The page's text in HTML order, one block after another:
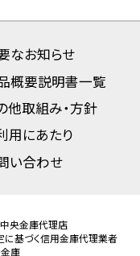
なお知らせ
概要説明書一覧
他取組み・方針
用にあたり
い合わせ
央金庫代理店
に基づく信用金庫代理業者
庫